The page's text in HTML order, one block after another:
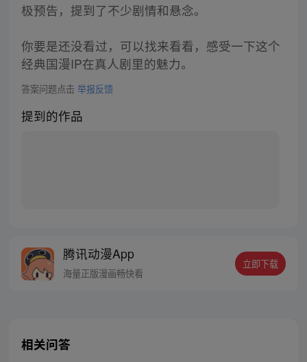
极预告，提到了不少剧情和悬念。
你要是还没看过，可以找来看看，感受一下这个
经典国漫IP在真人剧里的魅力。
答案问题点击 举报反馈
提到的作品
腾讯动漫App
海量正版漫画畅快看
立即下载
相关问答